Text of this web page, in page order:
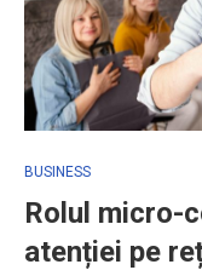
BUSINESS
Rolul micro-
atenției pe